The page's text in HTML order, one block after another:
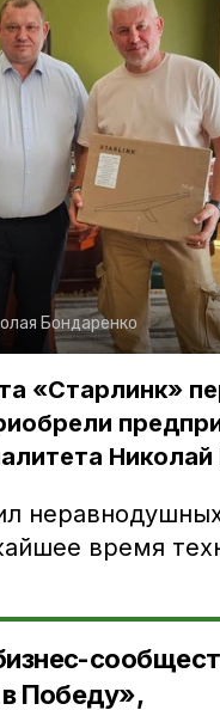
Бондаренко
«Старлинк»
время
Победу»,